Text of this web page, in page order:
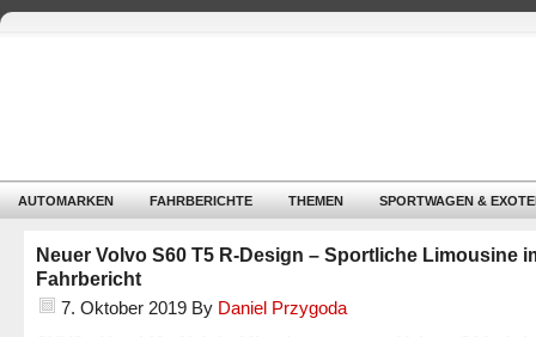
AUTOMARKEN FAHRBERICHTE THEMEN SPORTWAGEN &
Neuer Volvo S60 T5 R-Design – Sportliche Limousine
Fahrbericht
7. Oktober 2019 By Daniel Przygoda